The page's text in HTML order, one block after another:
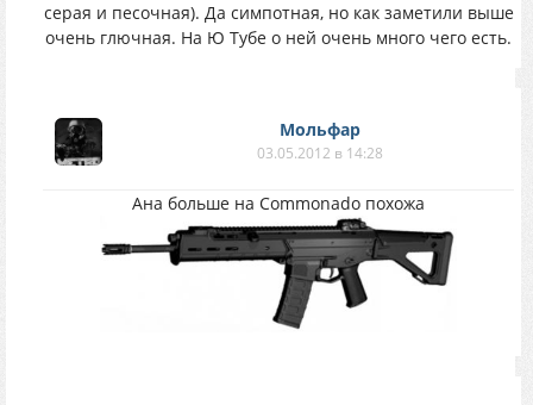
серая и песочная). Да симпотная, но как заметили выше
очень глючная. На Ю Тубе о ней очень много чего есть.
Мольфар
03.05.2012 в 14:28
Ана больше на Commonado похожа